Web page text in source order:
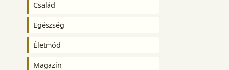
Család
Egészség
Életmód
Magazin